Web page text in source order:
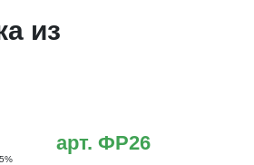
из
арт. ФР26